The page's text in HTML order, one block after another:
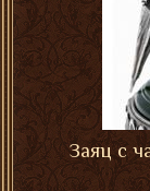
Заяц с